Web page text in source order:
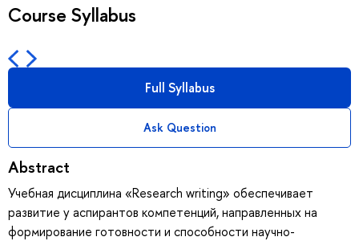
Course Syllabus
Full Syllabus
Ask Question
Abstract
Учебная дисциплина «Research writing» обеспечивает
развитие у аспирантов компетенций, направленных на
формирование готовности и способности научно-